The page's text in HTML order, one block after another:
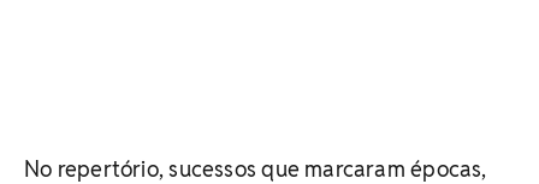
No repertório, sucessos que marcaram épocas,